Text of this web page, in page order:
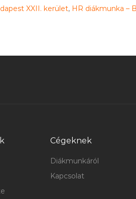
XXII. kerület, HR diákmunka –
Cégeknek
Diákmunkáról
Kapcsolat